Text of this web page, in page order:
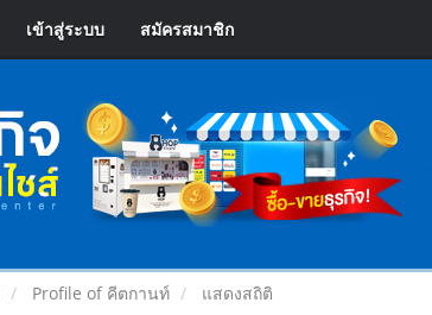
เข้าสู่ระบบ สมัครสมาชิก
Profile of คีตกานท์ แสดงสถิติ